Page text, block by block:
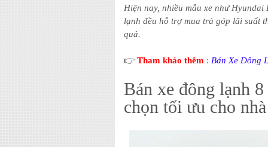
Hiện nay, nhiều mẫu xe như
lạnh đều hỗ trợ mua trả góp lãi suất
quả.
👉 Tham khảo thêm : Bán Xe Đông
Bán xe đông lạnh
chọn tối ưu cho